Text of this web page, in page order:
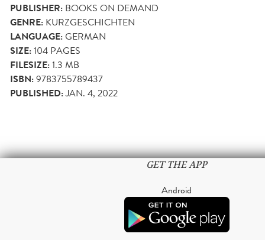
PUBLISHER: BOOKS ON DEMAND
GENRE: KURZGESCHICHTEN
LANGUAGE:GERMAN
SIZE:104 PAGES
FILESIZE:1.3 MB
ISBN:9783755789437
PUBLISHED:JAN. 4, 2022
GET THE APP
Android